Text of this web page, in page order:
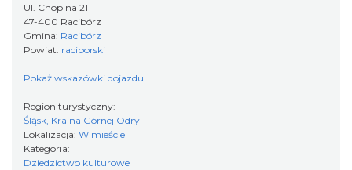
Ul. Chopina 21
47-400 Racibórz
Gmina: Racibórz
Powiat: raciborski
Pokaż wskazówki dojazdu
Region turystyczny:
Śląsk, Kraina Górnej Odry
Lokalizacja: W mieście
Kategoria:
Dziedzictwo kulturowe